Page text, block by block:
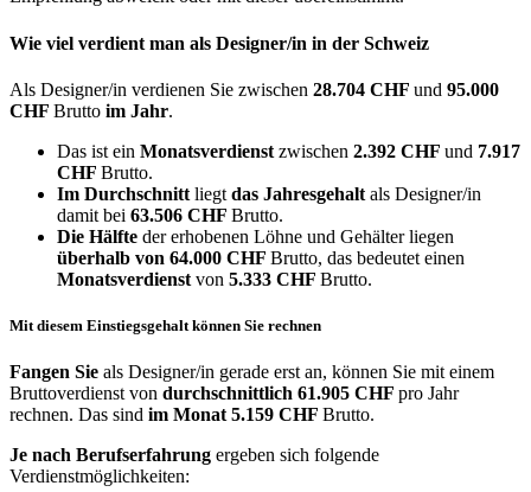
Wie viel verdient man als Designer/in in der Schweiz
Als Designer/in verdienen Sie zwischen 28.704 CHF und 95.000
CHF Brutto im Jahr.
Das ist ein Monatsverdienst zwischen 2.392 CHF und 7.917
CHF Brutto.
Im Durchschnitt liegt das Jahresgehalt als Designer/in
damit bei 63.506 CHF Brutto.
Die Hälfte der erhobenen Löhne und Gehälter liegen
überhalb von 64.000 CHF Brutto, das bedeutet einen
Monatsverdienst von 5.333 CHF Brutto.
Mit diesem Einstiegsgehalt können Sie rechnen
Fangen Sie als Designer/in gerade erst an, können Sie mit einem
Bruttoverdienst von durchschnittlich 61.905 CHF pro Jahr
rechnen. Das sind im Monat 5.159 CHF Brutto.
Je nach Berufserfahrung ergeben sich folgende
Verdienstmöglichkeiten: